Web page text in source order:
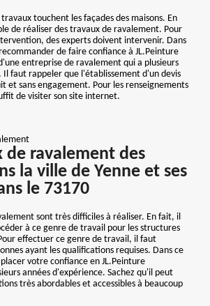
touchent les façades des maisons. En
de réaliser des travaux de ravalement. Pour
des experts doivent intervenir. Dans
de faire confiance à JL.Peinture
entreprise de ravalement qui a plusieurs
Il faut rappeler que l'établissement d'un devis
et sans engagement. Pour les renseignements
de visiter son site internet.
de ravalement des
la ville de Yenne et ses
le 73170
sont très difficiles à réaliser. En fait, il
à ce genre de travail pour les structures
effectuer ce genre de travail, il faut
ayant les qualifications requises. Dans ce
votre confiance en JL.Peinture
années d'expérience. Sachez qu'il peut
très abordables et accessibles à beaucoup